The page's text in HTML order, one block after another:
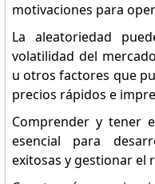
motivaciones para
La aleatoriedad
volatilidad del
u otros factores que
precios rápidos e
Comprender y tener
esencial para
exitosas y gestionar el